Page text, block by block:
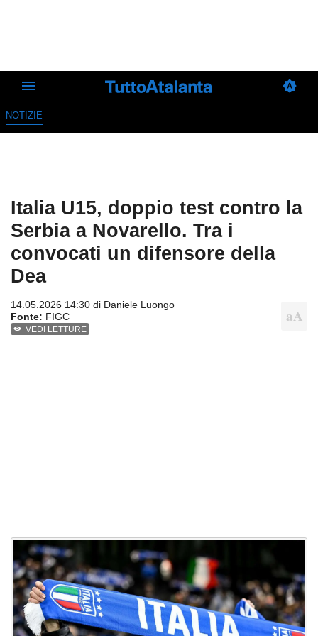
NOTIZIE
Italia U15, doppio test contro la
Serbia a Novarello. Tra i
convocati un difensore della
Dea
14.05.2026 14:30 di Daniele Luongo
Fonte: FIGC
VEDI LETTURE